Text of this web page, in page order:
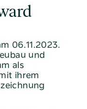
06.11.2023.
und
als
ihrem